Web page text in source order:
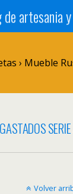
de artesania
› Mueble
Volver